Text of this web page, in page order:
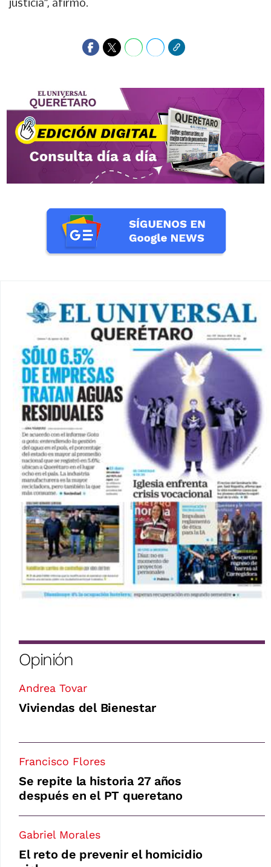
justicia”, afirmó.
Opinión
Andrea Tovar
Viviendas del Bienestar
Francisco Flores
Se repite la historia 27 años
después en el PT queretano
Gabriel Morales
El reto de prevenir el homicidio